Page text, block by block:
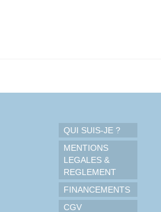
QUI SUIS-JE ?
MENTIONS
LEGALES &
REGLEMENT
FINANCEMENTS
CGV